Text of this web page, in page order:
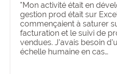
"Mon activité était en
gestion prod était sur
commençaient à saturer
facturation et le suivi de
vendues. J'avais besoin
échelle humaine en cas…